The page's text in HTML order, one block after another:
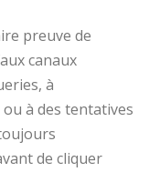
preuve de
canaux
à
à des tentatives
de cliquer